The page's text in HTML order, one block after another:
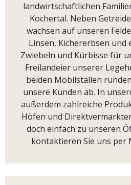
landwirtschaftlichen
Kochertal. Neben
wachsen auf unseren
Linsen, Kichererbsen und
Zwiebeln und Kürbisse für
Freilandeier unserer
beiden Mobilställen
unsere Kunden ab. In
außerdem zahlreiche
Höfen und
doch einfach zu unseren
kontaktieren Sie uns per